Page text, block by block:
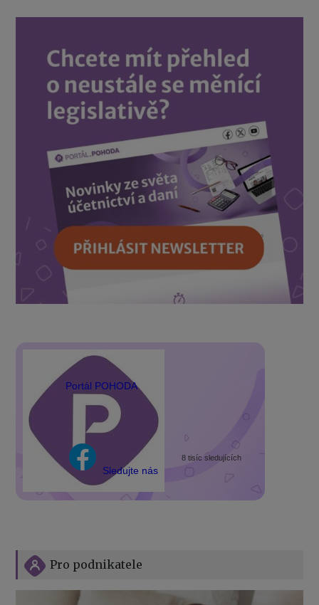
Portál POHODA
Sledujte nás
8 tisíc sledujících
Pro podnikatele